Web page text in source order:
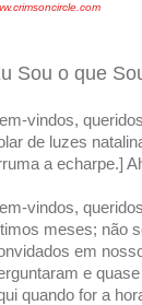
Sou o que
vindos,
de luzes
a echarpe.]
vindos,
meses; não
em
e
quando for a